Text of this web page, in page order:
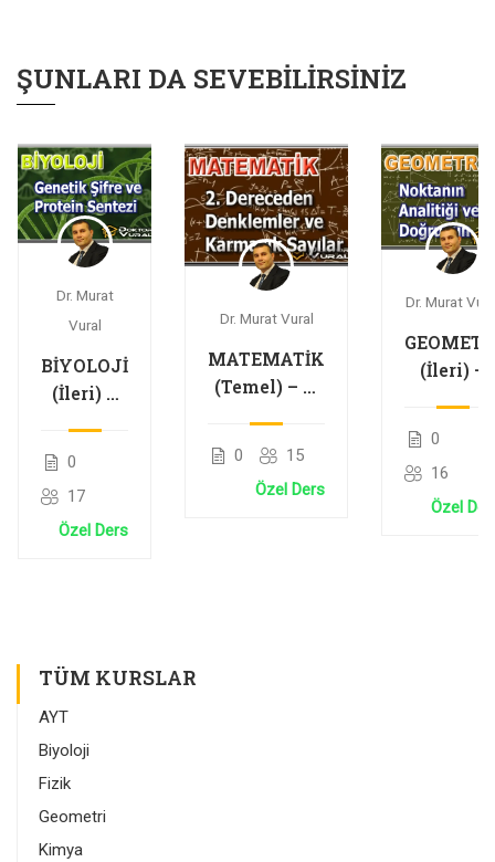
ŞUNLARI DA SEVEBILIRSINIZ
Dr. Murat
Vural
BİYOLOJİ
(İleri) –
Şifre ve
Protein
Sentezi
0
17
Özel Ders
Dr. Murat Vural
MATEMATİK
(Temel) – 2.
Denklemler
ve Karmaşık
Sayılar
0
15
Özel Ders
Dr. Murat
(İleri) –
Analitiği
Analitiği
0
16
Özel
TÜM KURSLAR
AYT
Biyoloji
Fizik
Geometri
Kimya